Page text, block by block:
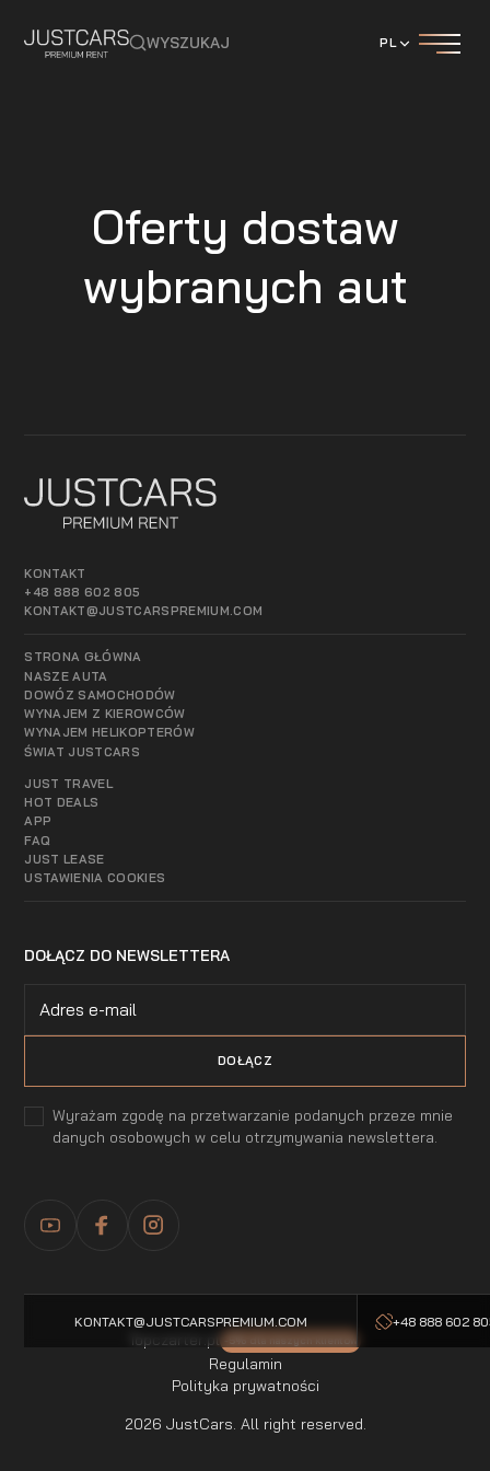
WYSZUKAJ PL
Oferty dostaw
wybranych aut
KONTAKT
+48 888 602 805
KONTAKT@JUSTCARSPREMIUM.COM
STRONA GŁÓWNA
NASZE AUTA
DOWÓZ SAMOCHODÓW
WYNAJEM Z KIEROWCÓW
WYNAJEM HELIKOPTERÓW
ŚWIAT JUSTCARS
JUST TRAVEL
HOT DEALS
APP
FAQ
JUST LEASE
USTAWIENIA COOKIES
DOŁĄCZ DO NEWSLETTERA
Wyrażam zgodę na przetwarzanie podanych przeze mnie
danych osobowych w celu otrzymywania newslettera.
KONTAKT@JUSTCARSPREMIUM.COM +48 888 602
Polityka prywatności
Regulamin
Topczarter.pl
2026 JustCars. All right reserved.